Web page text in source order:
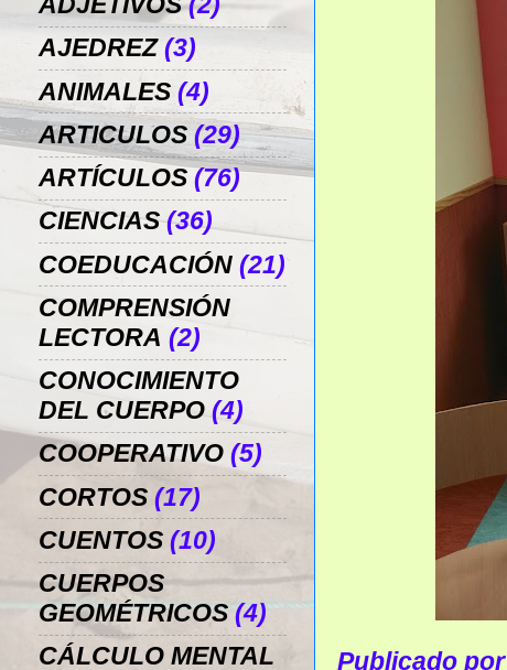
Publicado por
AJEDREZ (3)
ANIMALES (4)
ARTICULOS (29)
ARTÍCULOS (76)
CIENCIAS (36)
COEDUCACIÓN (21)
COMPRENSIÓN
LECTORA (2)
CONOCIMIENTO
DEL CUERPO (4)
COOPERATIVO (5)
CORTOS (17)
CUENTOS (10)
CUERPOS
GEOMÉTRICOS (4)
CÁLCULO MENTAL